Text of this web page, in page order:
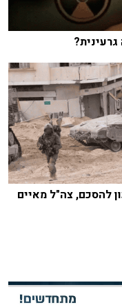
להסכם, צה"ל מאיים